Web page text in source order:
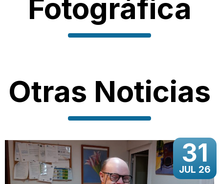
Fotográfica
Otras Noticias
31
JUL 26